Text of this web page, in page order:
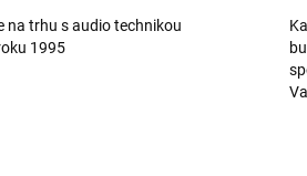
na trhu s audio technikou
1995